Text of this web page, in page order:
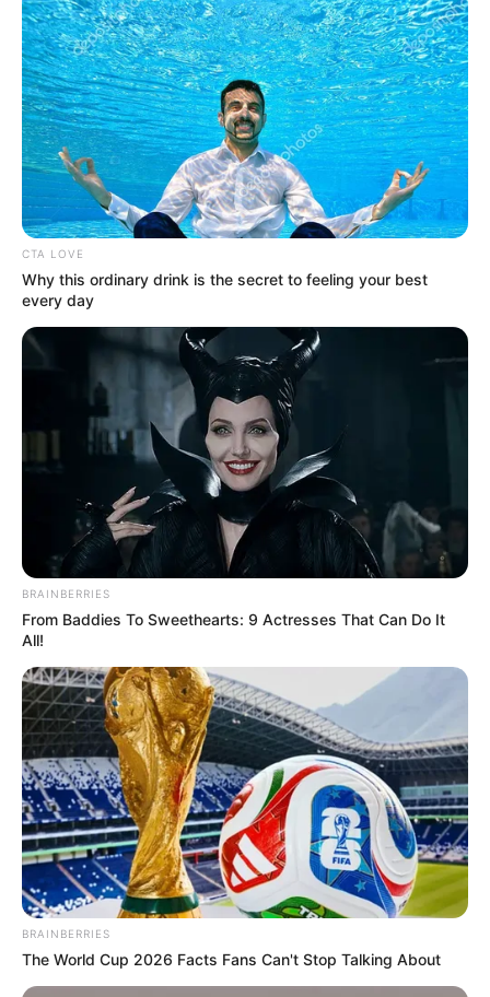
CTA LOVE
Why this ordinary drink is the secret to feeling your best
every day
BRAINBERRIES
From Baddies To Sweethearts: 9 Actresses That Can Do It
All!
BRAINBERRIES
The World Cup 2026 Facts Fans Can't Stop Talking About